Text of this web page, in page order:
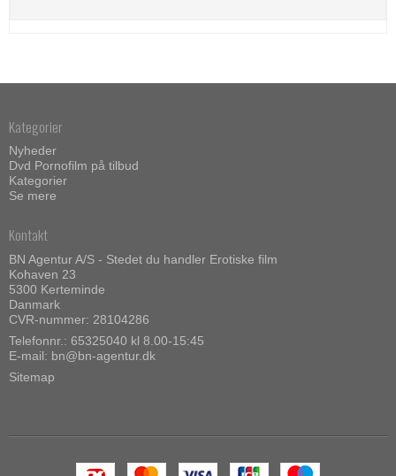
Kategorier
Nyheder
Dvd Pornofilm på tilbud
Kategorier
Se mere
Kontakt
BN Agentur A/S - Stedet du handler Erotiske film
Kohaven 23
5300 Kerteminde
Danmark
CVR-nummer: 28104286
Telefonnr.: 65325040 kl 8.00-15:45
E-mail: bn@bn-agentur.dk
Sitemap